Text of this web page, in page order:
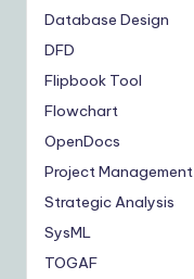
Database Design
DFD
Flipbook Tool
Flowchart
OpenDocs
Project Management
Strategic Analysis
SysML
TOGAF